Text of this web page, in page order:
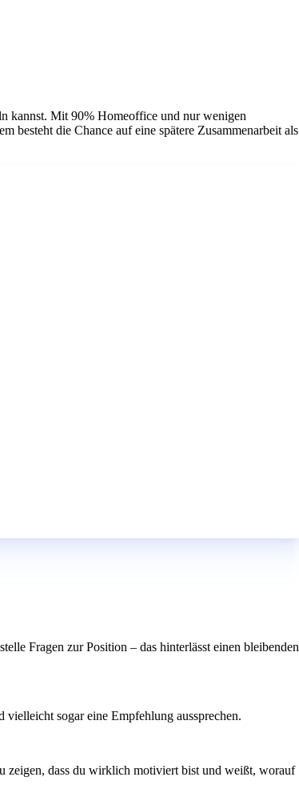
kannst. Mit 90% Homeoffice und nur wenigen
besteht die Chance auf eine spätere Zusammenarbeit als
Fragen zur Position – das hinterlässt einen bleibenden
sogar eine Empfehlung aussprechen.
zeigen, dass du wirklich motiviert bist und weißt, worauf